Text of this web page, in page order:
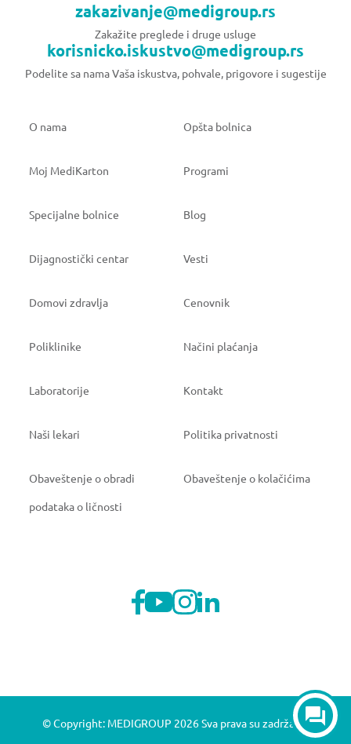
zakazivanje@medigroup.rs
Zakažite preglede i druge usluge
korisnicko.iskustvo@medigroup.rs
Podelite sa nama Vaša iskustva, pohvale, prigovore i sugestije
O nama Opšta bolnica
Moj MediKarton Programi
Specijalne bolnice Blog
Dijagnostički centar Vesti
Domovi zdravlja Cenovnik
Poliklinike Načini plaćanja
Laboratorije Kontakt
Naši lekari Politika privatnosti
Obaveštenje o obradi
podataka o ličnosti
Obaveštenje o kolačićima
© Copyright: MEDIGROUP 2026 Sva prava su zadržana.